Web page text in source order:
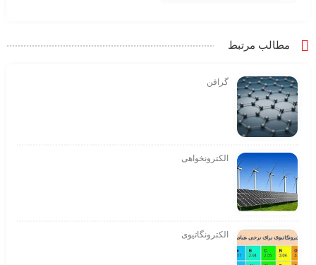
مطالب مرتبط
گرافن
الکترونخواهی
الکترونگاتیوی